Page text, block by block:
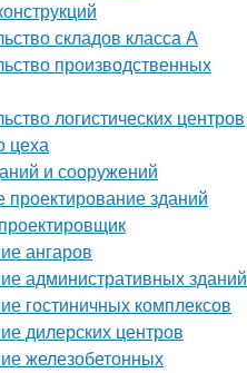
складов класса А
производственных
логистических центров
цеха
и сооружений
проектирование зданий
ангаров
административных зданий
гостиничных комплексов
дилерских центров
железобетонных